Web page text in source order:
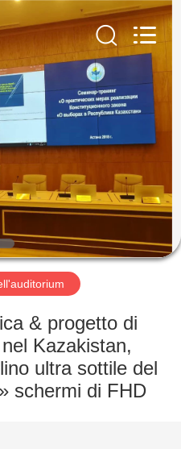
& progetto di
Kazakistan,
ultra sottile del
schermi di FHD